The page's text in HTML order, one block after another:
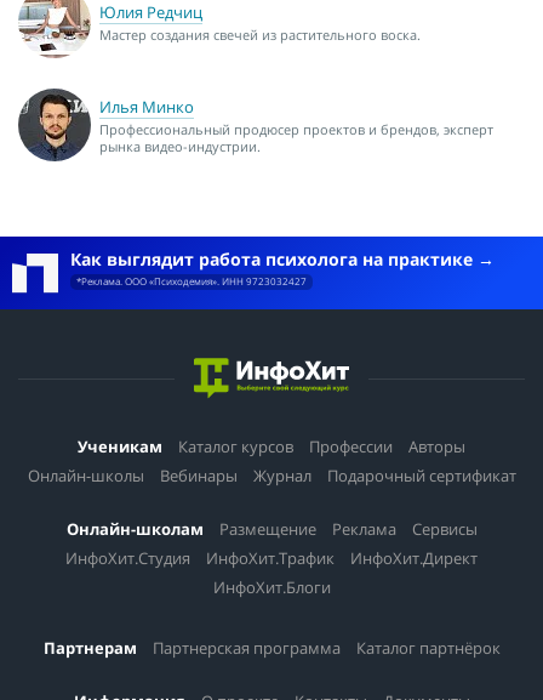
Юлия Редчиц
Мастер создания свечей из растительного воска.
Илья Минко
Профессиональный продюсер проектов и брендов, эксперт
рынка видео-индустрии.
Как выглядит работа психолога на практике
*Реклама. ООО «Психодемия». ИНН 9723032427
Ученикам Каталог курсов Профессии
Авторы
Онлайн-школы
Вебинары Журнал Подарочный сертификат
Онлайн-школам Размещение Реклама
Сервисы
ИнфоХит.Студия
ИнфоХит.Трафик
ИнфоХит.Директ
ИнфоХит.Блоги
Партнерам Партнерская программа Каталог партнёрок